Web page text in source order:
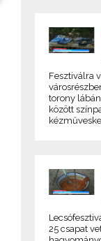
Fesztiválra
torony
között
25 csapat